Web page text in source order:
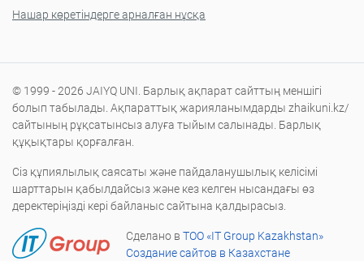
Нашар көретіндерге арналған нұсқа
© 1999 - 2026 JAIYQ UNI. Барлық ақпарат сайттың меншігі
болып табылады. Ақпараттық жарияланымдарды zhaikuni.kz/
сайтының рұқсатынсыз алуға тыйым салынады. Барлық
құқықтары қорғалған.
Сіз құпиялылық саясаты және пайдаланушылық келісімі
шарттарын қабылдайсыз және кез келген нысандағы өз
деректеріңізді кері байланыс сайтына қалдырасыз.
Сделано в ТОО «IT Group Kazakhstan»
Создание сайтов в Казахстане